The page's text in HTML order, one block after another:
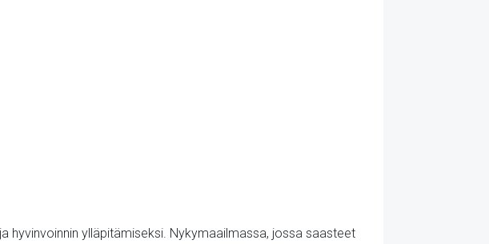
hyvinvoinnin ylläpitämiseksi. Nykymaailmassa, jossa saasteet